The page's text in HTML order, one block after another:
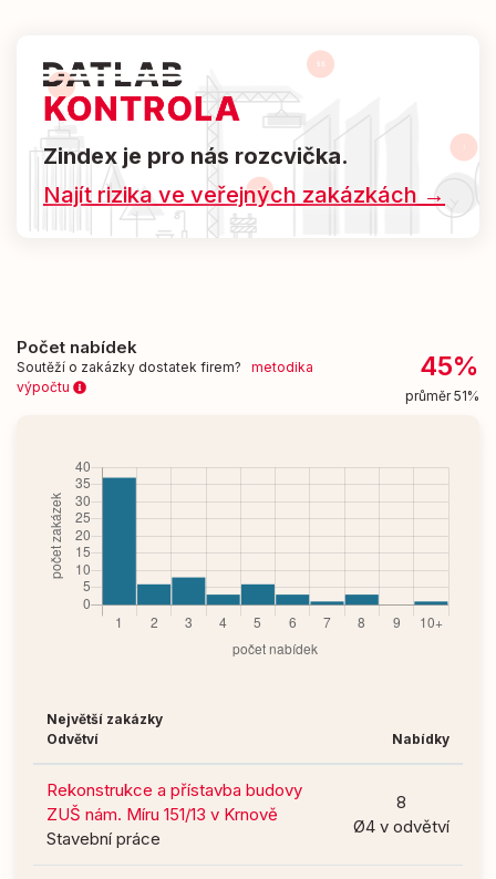
Zindex je pro nás rozcvička.
Najít rizika ve veřejných zakázkách →
Počet nabídek
Soutěží o zakázky dostatek firem? metodika
výpočtu
45%
průměr 51%
Největší zakázky
Odvětví
Nabídky
Rekonstrukce a přístavba budovy
ZUŠ nám. Míru 151/13 v Krnově
Stavební práce
8
Ø4 v odvětví